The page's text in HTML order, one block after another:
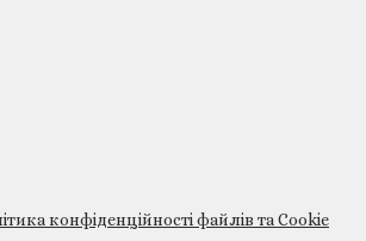
конфіденційності файлів та Cookie